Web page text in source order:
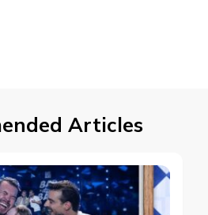
Articles